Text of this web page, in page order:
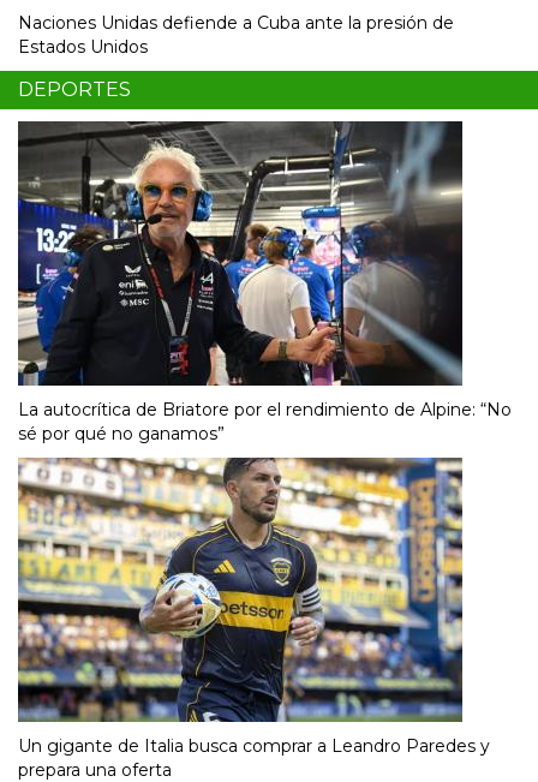
Naciones Unidas defiende a Cuba ante la presión de
Estados Unidos
DEPORTES
La autocrítica de Briatore por el rendimiento de Alpine: “No
sé por qué no ganamos”
Un gigante de Italia busca comprar a Leandro Paredes y
prepara una oferta